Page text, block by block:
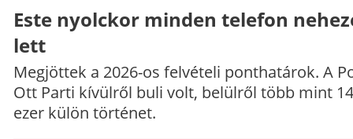
Este nyolckor minden telefon
lett
Megjöttek a 2026-os felvételi ponthatárok. A
Ott Parti kívülről buli volt, belülről több mint
ezer külön történet.